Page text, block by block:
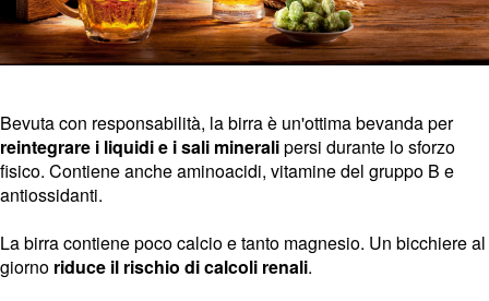
Bevuta con responsabilità, la birra è un'ottima bevanda per
reintegrare i liquidi e i sali mineralipersi durante lo sforzo
fisico. Contiene anche aminoacidi, vitamine del gruppo B e
antiossidanti.
La birra contiene poco calcio e tanto magnesio. Un bicchiere al
giorno riduce il rischio di calcoli renali.